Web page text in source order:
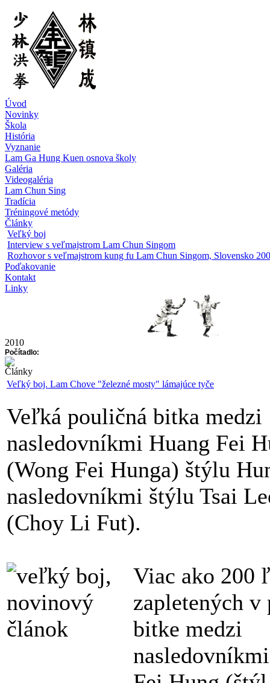
Úvod
Novinky
Škola
História
Vyznanie
Lam Ga Hung Kuen osnova školy
Galéria
Videogaléria
Lam Chun Sing
Tradícia
Tréningové metódy
Články
Veľký boj
Interview s veľmajstrom Lam Chun Singom
Rozhovor s veľmajstrom kung fu Lam Chun Singom, Slovensko
Poďakovanie
Kontakt
Linky
2010
Počítadlo:
Články
Veľký boj. Lam Chove "železné mosty" lámajúce tyče
Veľká pouličná bitka medzi
nasledovníkmi Huang Fei
(Wong Fei Hunga) štýlu
nasledovníkmi štýlu Tsai
(Choy Li Fut).
Viac ako 200
zapletených
bitke medzi